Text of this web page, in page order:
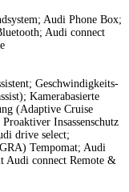
Audi Phone Box;
Audi connect
Geschwindigkeits-
Kamerabasierte
(Adaptive Cruise
Insassenschutz
drive select;
Tempomat; Audi
Audi connect Remote &